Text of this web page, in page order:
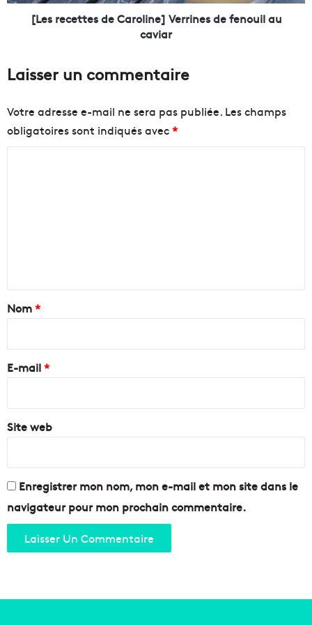
n
e
b
o
l
e
u
v
i
l
e
!
e
a
r
o
l
n
e
s
e
f
e
o
u
i
a
u
a
v
[Les recettes de Caroline] Verrines de fenouil au
caviar
Laisser un commentaire
Votre adresse e-mail ne sera pas publiée. Les champs
obligatoires sont indiqués avec*
a
i
r
e
Nom*
E-mail*
Site web
Enregistrer mon nom, mon e-mail et mon site dans le
navigateur pour mon prochain commentaire.